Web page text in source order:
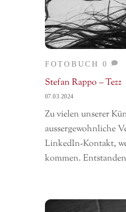
07.03.2024
Stefan Rappo – Tezz
FOTOBUCH 0
Zu vielen unserer
aussergewohnliche
LinkedIn-Kontakt,
kommen.